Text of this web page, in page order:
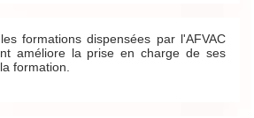
formations dispensées par l'AFVAC
améliore la prise en charge de ses
formation.